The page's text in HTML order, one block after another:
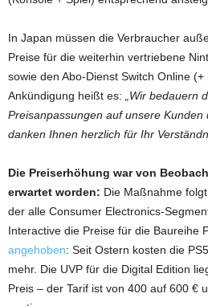
In Japan müssen die Verbraucher
Preise für die weiterhin vertriebene
sowie den Abo-Dienst Switch Online
Ankündigung heißt es:
„Wir bedauern
Preisanpassungen auf unsere
danken Ihnen herzlich für Ihr
Die Preiserhöhung war von
erwartet worden: Die Maßnahme
der alle Consumer Electronics-
Interactive die Preise für die Baureihe
angehoben: Seit Ostern kosten die
mehr. Die UVP für die Digital Edition
Preis – der Tarif ist von 400 auf 600 €